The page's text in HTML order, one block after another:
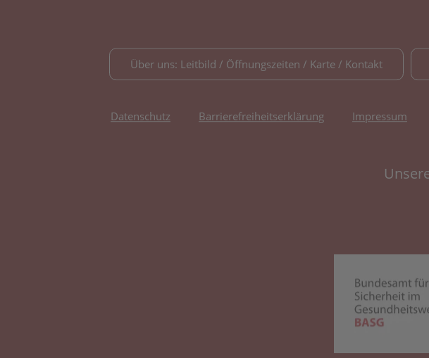
Über uns: Leitbild / Öffnungszeiten / Karte / Kontakt
Datenschutz Barrierefreiheitserklärung Impressum